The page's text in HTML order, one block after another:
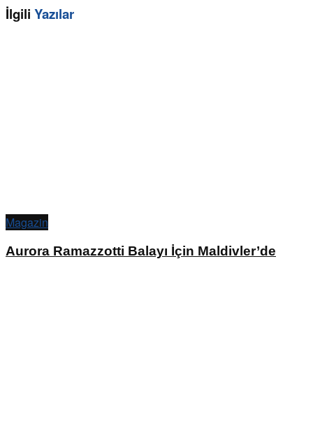
İlgili Yazılar
Magazin
Aurora Ramazzotti Balayı İçin Maldivler’de